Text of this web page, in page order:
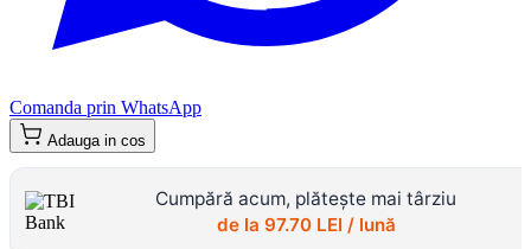
Comanda prin WhatsApp
Adauga in cos
Cumpără acum, plătește mai târziu
de la 97.70LEI / lună